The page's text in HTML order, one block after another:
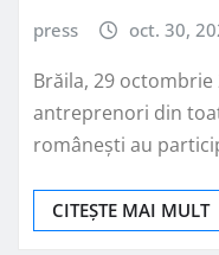
press oct. 30,
Brăila, 29 octombrie
antreprenori din
românești au
CITEȘTE MAI MULT